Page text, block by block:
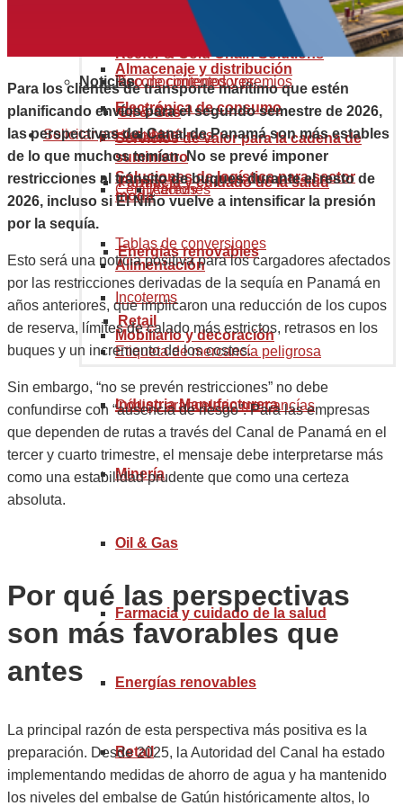
Oil & Gas
Farmacia y cuidado de la salud
Energías renovables
Retail
Almacenaje y distribución
Servicios de valor para la cadena de
suministro
Reefer & Cold Chain Solutions
Construcción
Electrónica de consumo
Soluciones de logística para sector
moda
Alimentación
Mobiliario y decoración
Industria Manufacturera
Minería
Oil & Gas
Farmacia y cuidado de la salud
Energías renovables
Retail
Quiénes somos
Reconocimientos y premios
Historia
Certificaciones
Tipo de contenedores
Marítimos
Aéreos
Tablas de conversiones
Incoterms
Etiqueta de mercancía peligrosa
Código arancelario mercancías
Noticias
Solicitar presupuesto
Para los clientes de transporte marítimo que estén
planificando envíos para el segundo semestre de 2026,
las perspectivas del Canal de Panamá son más estables
de lo que muchos temían. No se prevé imponer
restricciones al tránsito de buques durante el resto de
2026, incluso si El Niño vuelve a intensificar la presión
por la sequía.
Esto será una noticia positiva para los cargadores afectados
por las restricciones derivadas de la sequía en Panamá en
años anteriores, que implicaron una reducción de los cupos
de reserva, límites de calado más estrictos, retrasos en los
buques y un incremento de los costes.
Sin embargo, “no se prevén restricciones” no debe
confundirse con “ausencia de riesgo”. Para las empresas
que dependen de rutas a través del Canal de Panamá en el
tercer y cuarto trimestre, el mensaje debe interpretarse más
como una estabilidad prudente que como una certeza
absoluta.
Por qué las perspectivas
son más favorables que
antes
La principal razón de esta perspectiva más positiva es la
preparación. Desde 2025, la Autoridad del Canal ha estado
implementando medidas de ahorro de agua y ha mantenido
los niveles del embalse de Gatún históricamente altos, lo